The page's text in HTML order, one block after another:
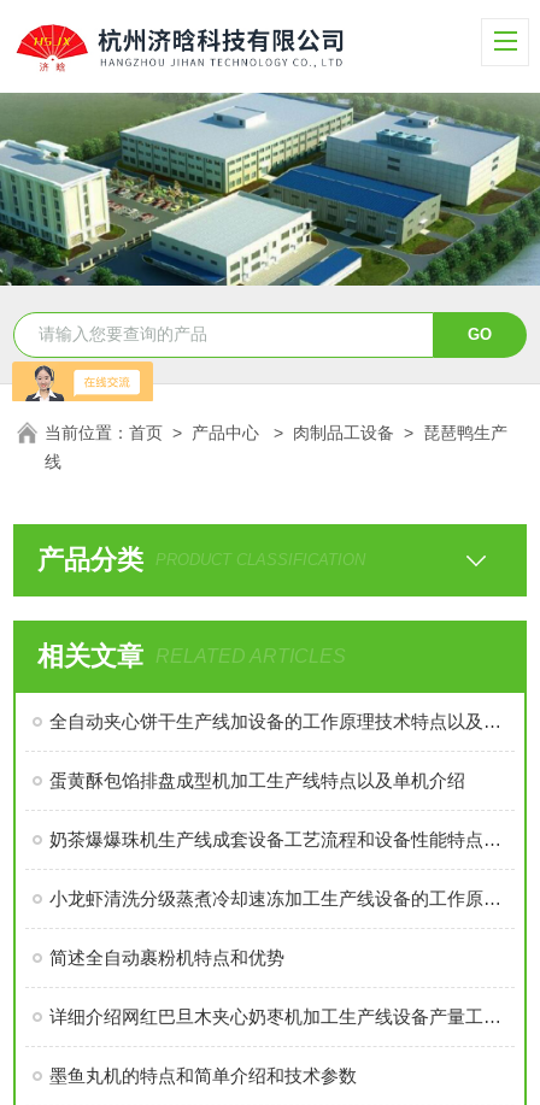
当前位置：首页 > 产品中心 > 肉制品工设备 > 琵琶鸭生产
线
产品分类 PRODUCT CLASSIFICATION
相关文章 RELATED ARTICLES
全自动夹心饼干生产线加设备的工作原理技术特点以及作用介绍
蛋黄酥包馅排盘成型机加工生产线特点以及单机介绍
奶茶爆爆珠机生产线成套设备工艺流程和设备性能特点优势概述
小龙虾清洗分级蒸煮冷却速冻加工生产线设备的工作原理以及特点介绍
简述全自动裹粉机特点和优势
详细介绍网红巴旦木夹心奶枣机加工生产线设备产量工艺流程和设备单机报价
墨鱼丸机的特点和简单介绍和技术参数